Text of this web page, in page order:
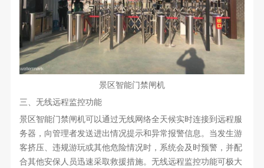
景区智能门禁闸机
三、无线远程监控功能
景区智能门禁闸机可以通过无线网络全天候实时连接到远程服
务器，向管理者发送进出情况提示和异常报警信息。当发生游
客挤压、违规游玩或其他危险情况时，系统会及时预警，并配
合其他安保人员迅速采取救援措施。无线远程监控功能可极大